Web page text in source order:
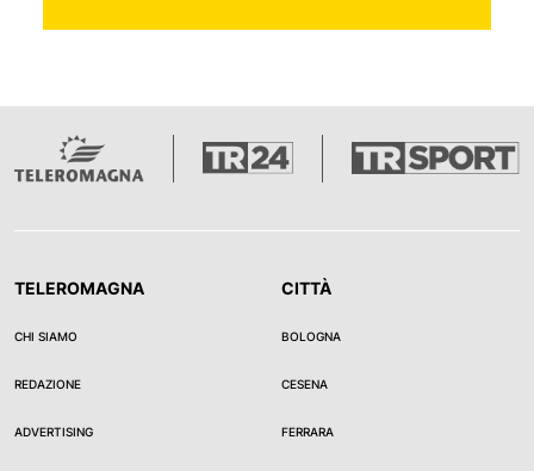
TELEROMAGNA
CHI SIAMO
REDAZIONE
ADVERTISING
CITTÀ
BOLOGNA
CESENA
FERRARA